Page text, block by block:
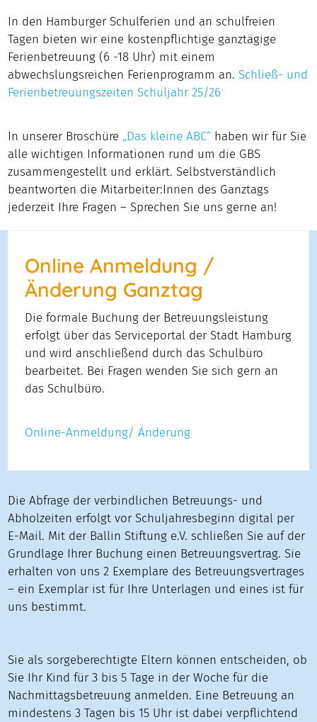
In den Hamburger Schulferien und an schulfreien
Tagen bieten wir eine kostenpflichtige ganztägige
Ferienbetreuung (6 -18 Uhr) mit einem
abwechslungsreichen Ferienprogramm an.Schließ- und
Ferienbetreuungszeiten Schuljahr 25/26
In unserer Broschüre „Das kleine ABC“ haben wir für Sie
alle wichtigen Informationen rund um die GBS
zusammengestellt und erklärt. Selbstverständlich
beantworten die Mitarbeiter:Innen des Ganztags
jederzeit Ihre Fragen – Sprechen Sie uns gerne an!
Online Anmeldung /
Änderung Ganztag
Die formale Buchung der Betreuungsleistung
erfolgt über das Serviceportal der Stadt Hamburg
und wird anschließend durch das Schulbüro
bearbeitet. Bei Fragen wenden Sie sich gern an
das Schulbüro.
Online-Anmeldung/ Änderung
Die Abfrage der verbindlichen Betreuungs- und
Abholzeiten erfolgt vor Schuljahresbeginn digital per
E-Mail. Mit der Ballin Stiftung e.V. schließen Sie auf der
Grundlage Ihrer Buchung einen Betreuungsvertrag. Sie
erhalten von uns 2 Exemplare des Betreuungsvertrages
– ein Exemplar ist für Ihre Unterlagen und eines ist für
uns bestimmt.
Sie als sorgeberechtigte Eltern können entscheiden, ob
Sie Ihr Kind für 3 bis 5 Tage in der Woche für die
Nachmittagsbetreuung anmelden. Eine Betreuung an
mindestens 3 Tagen bis 15 Uhr ist dabei verpflichtend